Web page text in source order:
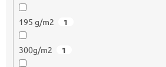
195 g/m2 1
300g/m2 1